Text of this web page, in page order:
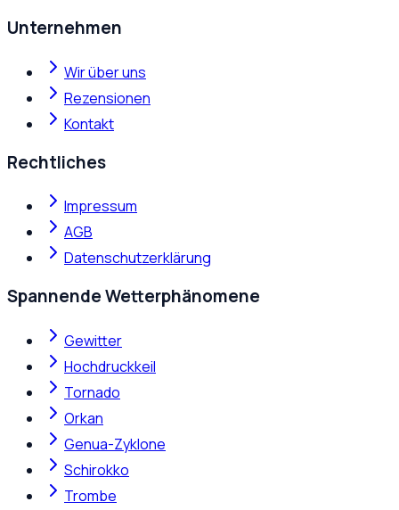
Unternehmen
Wir über uns
Rezensionen
Kontakt
Rechtliches
Impressum
AGB
Datenschutzerklärung
Spannende Wetterphänomene
Gewitter
Hochdruckkeil
Tornado
Orkan
Genua-Zyklone
Schirokko
Trombe